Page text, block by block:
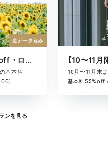
【7〜9月限定】基本料50%off・ロケキャンペーン
基本料
）
全データ込み
10月〜11月末
基本料55%off
ンを見る